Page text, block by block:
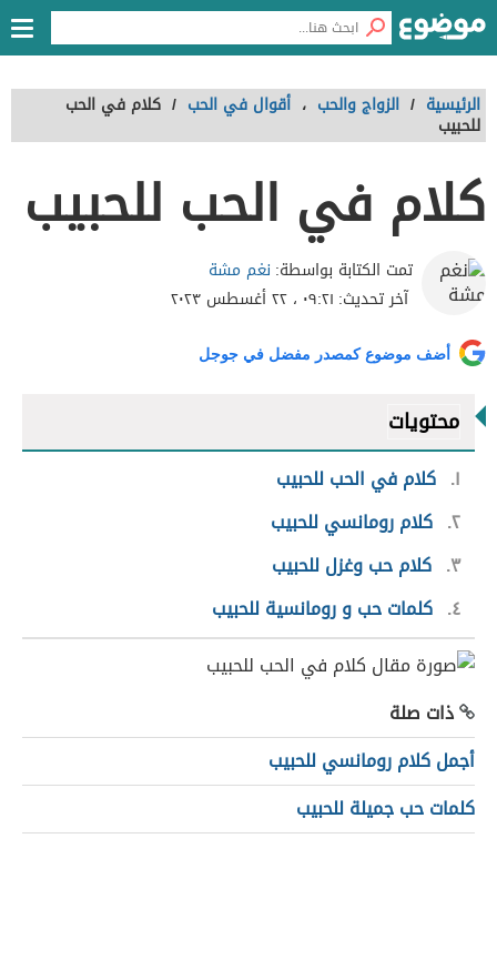
الرئيسية / الزواج والحب ، أقوال في الحب / كلام في الحب
للحبيب
كلام في الحب للحبيب
تمت الكتابة بواسطة: نغم مشة
آخر تحديث: ٠٩:٢١ ، ٢٢ أغسطس ٢٠٢٣
أضف موضوع كمصدر مفضل في جوجل
محتويات
١ كلام في الحب للحبيب
٢ كلام رومانسي للحبيب
٣ كلام حب وغزل للحبيب
٤ كلمات حب و رومانسية للحبيب
ذات صلة
أجمل كلام رومانسي للحبيب
كلمات حب جميلة للحبيب